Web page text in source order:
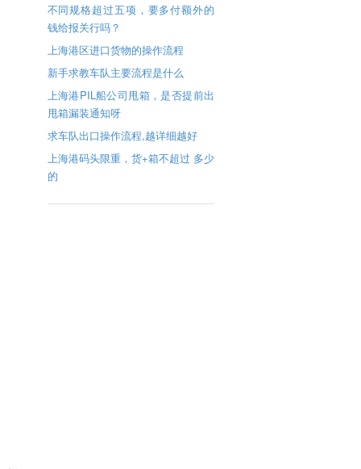
不同规格超过五项，要多付额外的
钱给报关行吗？
上海港区进口货物的操作流程
新手求教车队主要流程是什么
上海港PIL船公司甩箱，是否提前出
甩箱漏装通知呀
求车队出口操作流程,越详细越好
上海港码头限重，货+箱不超过 多少
的